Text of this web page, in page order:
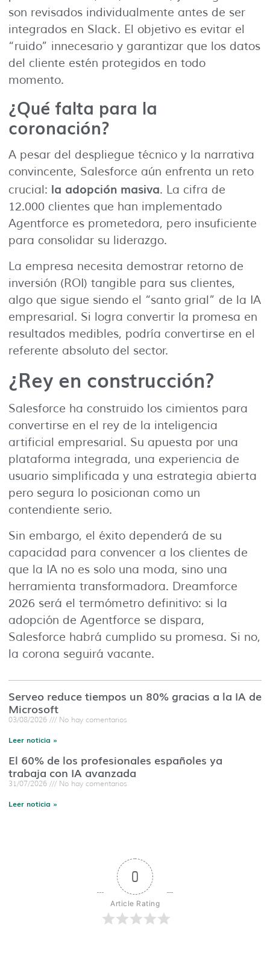
son revisados individualmente antes de ser
integrados en Slack. El objetivo es evitar el
“ruido” innecesario y garantizar que los datos
del cliente estén protegidos en todo
momento.
¿Qué falta para la
coronación?
A pesar del despliegue técnico y la narrativa
convincente, Salesforce aún enfrenta un reto
crucial: la adopción masiva. La cifra de
12.000 clientes que han implementado
Agentforce es prometedora, pero insuficiente
para consolidar su liderazgo.
La empresa necesita demostrar retorno de
inversión (ROI) tangible para sus clientes,
algo que sigue siendo el “santo grial” de la IA
empresarial. Si logra convertir la promesa en
resultados medibles, podría convertirse en el
referente absoluto del sector.
¿Rey en construcción?
Salesforce ha construido los cimientos para
convertirse en el rey de la inteligencia
artificial empresarial. Su apuesta por una
plataforma integrada, una experiencia de
usuario simplificada y una estrategia abierta
pero segura lo posicionan como un
contendiente serio.
Sin embargo, el éxito dependerá de su
capacidad para convencer a los clientes de
que la IA no es solo una moda, sino una
herramienta transformadora. Dreamforce
2026 será el termómetro definitivo: si la
adopción de Agentforce se dispara,
Salesforce habrá cumplido su promesa. Si no,
la corona seguirá vacante.
Serveo reduce tiempos un 80% gracias a la IA de
Microsoft
03/08/2026 No hay comentarios
Leer noticia »
El 60% de los profesionales españoles ya
trabaja con IA avanzada
31/07/2026 No hay comentarios
Leer noticia »
0
Article Rating